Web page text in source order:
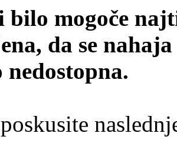
bilo mogoče
da se